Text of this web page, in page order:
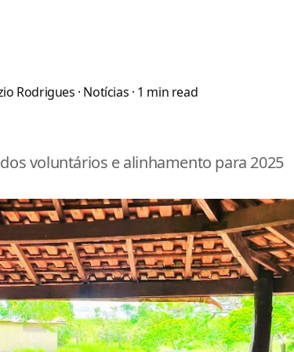
Rodrigues · Notícias · 1 min read
voluntários e alinhamento para 2025